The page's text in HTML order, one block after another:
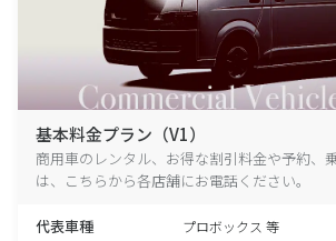
基本料金プラン（V1）
商用車のレンタル、お得な割引料金や予約、
は、こちらから各店舗にお電話ください。
代表車種 プロボックス 等